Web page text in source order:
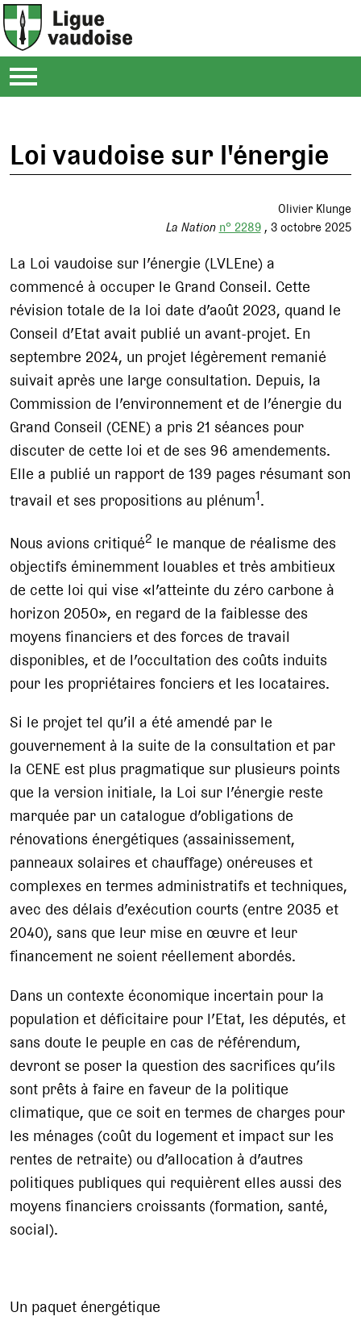
Loi vaudoise sur l'énergie
Olivier Klunge
La Nation n° 2289 3 octobre 2025
La Loi vaudoise sur l’énergie (LVLEne) a
commencé à occuper le Grand Conseil. Cette
révision totale de la loi date d’août 2023, quand le
Conseil d’Etat avait publié un avant-projet. En
septembre 2024, un projet légèrement remanié
suivait après une large consultation. Depuis, la
Commission de l’environnement et de l’énergie du
Grand Conseil (CENE) a pris 21 séances pour
discuter de cette loi et de ses 96 amendements.
Elle a publié un rapport de 139 pages résumant son
travail et ses propositions au plénum1.
Nous avions critiqué2 le manque de réalisme des
objectifs éminemment louables et très ambitieux
de cette loi qui vise «l’atteinte du zéro carbone à
horizon 2050», en regard de la faiblesse des
moyens financiers et des forces de travail
disponibles, et de l’occultation des coûts induits
pour les propriétaires fonciers et les locataires.
Si le projet tel qu’il a été amendé par le
gouvernement à la suite de la consultation et par
la CENE est plus pragmatique sur plusieurs points
que la version initiale, la Loi sur l’énergie reste
marquée par un catalogue d’obligations de
rénovations énergétiques (assainissement,
panneaux solaires et chauffage) onéreuses et
complexes en termes administratifs et techniques,
avec des délais d’exécution courts (entre 2035 et
2040), sans que leur mise en œuvre et leur
financement ne soient réellement abordés.
Dans un contexte économique incertain pour la
population et déficitaire pour l’Etat, les députés, et
sans doute le peuple en cas de référendum,
devront se poser la question des sacrifices qu’ils
sont prêts à faire en faveur de la politique
climatique, que ce soit en termes de charges pour
les ménages (coût du logement et impact sur les
rentes de retraite) ou d’allocation à d’autres
politiques publiques qui requièrent elles aussi des
moyens financiers croissants (formation, santé,
social).
Un paquet énergétique